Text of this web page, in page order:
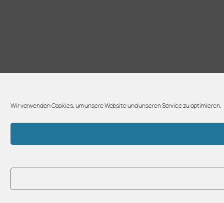
Wir verwenden Cookies, um unsere Website und unseren Service zu optimieren.